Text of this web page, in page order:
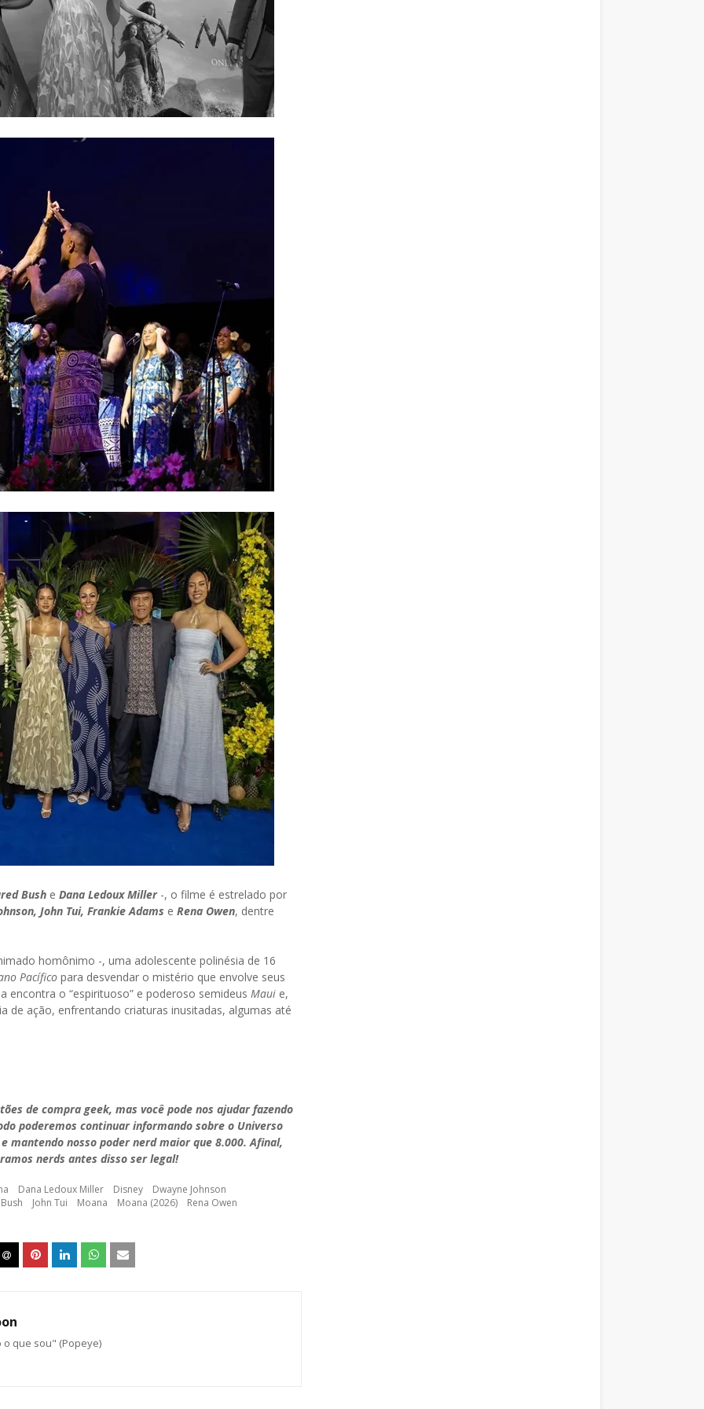
Bush e Dana Ledoux Miller-, o filme é estrelado por
John Tui, Frankie Adams e Rena Owen, dentre
homônimo -, uma adolescente polinésia de 16
Pacífico para desvendar o mistério que envolve seus
encontra o “espirituoso” e poderoso semideus Maui e,
de ação, enfrentando criaturas inusitadas, algumas até
de compra geek, mas você pode nos ajudar fazendo
poderemos continuar informando sobre o Universo
mantendo nosso poder nerd maior que 8.000. Afinal,
nerds antes disso ser legal!
Dana Ledoux Miller Disney
Dwayne Johnson
John Tui Moana Moana (2026) Rena Owen
que sou" (Popeye)